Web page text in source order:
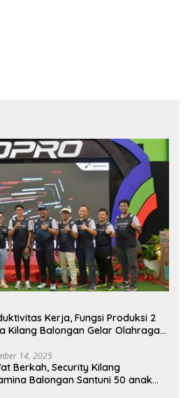
Kerja, Fungsi Produksi 2
Kilang Balongan Gelar Olahraga
14, 2025
Berkah, Security Kilang
Balongan Santuni 50 anak